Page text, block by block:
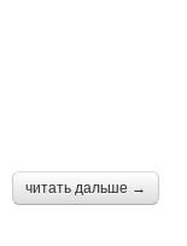
читать дальше →